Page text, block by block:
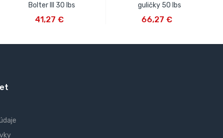
Bolter III 30 lbs
41,27 €
guličky 50 lbs
66,27 €